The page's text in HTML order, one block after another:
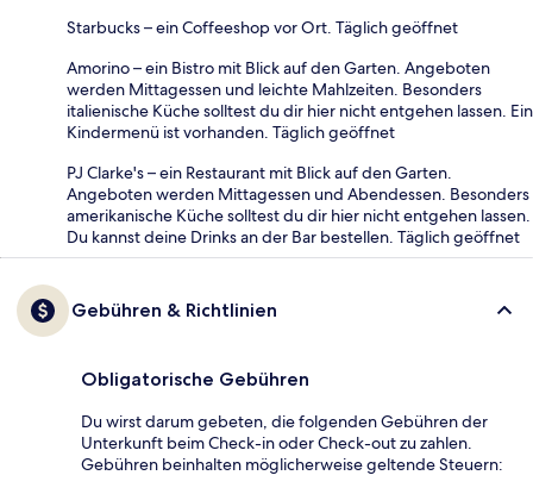
Starbucks – ein Coffeeshop vor Ort. Täglich geöffnet
Amorino – ein Bistro mit Blick auf den Garten. Angeboten
werden Mittagessen und leichte Mahlzeiten. Besonders
italienische Küche solltest du dir hier nicht entgehen lassen. Ein
Kindermenü ist vorhanden. Täglich geöffnet
PJ Clarke's – ein Restaurant mit Blick auf den Garten.
Angeboten werden Mittagessen und Abendessen. Besonders
amerikanische Küche solltest du dir hier nicht entgehen lassen.
Du kannst deine Drinks an der Bar bestellen. Täglich geöffnet
Gebühren & Richtlinien
Obligatorische Gebühren
Du wirst darum gebeten, die folgenden Gebühren der
Unterkunft beim Check-in oder Check-out zu zahlen.
Gebühren beinhalten möglicherweise geltende Steuern: